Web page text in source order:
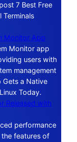
7 Best Free
Terminals
Monitor App
Monitor app
users with
management
Gets a Native
Today.
Released with
performance
features of